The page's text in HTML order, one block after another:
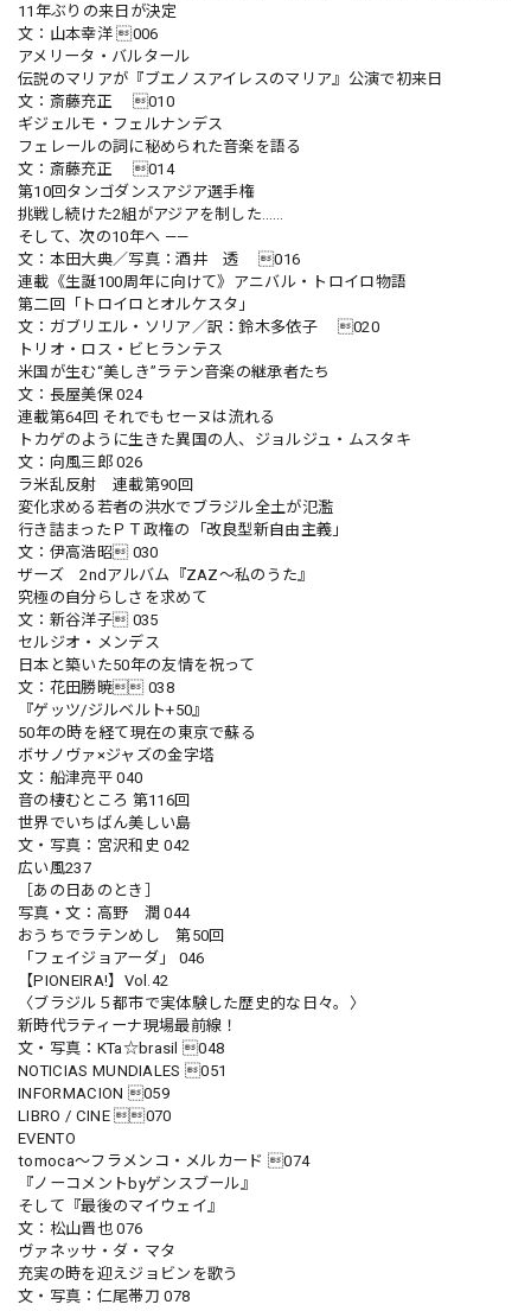
11年ぶりの来日が決定
文：山本幸洋 006
アメリータ・バルタール
伝説のマリアが『ブエノスアイレスのマリア』公演で初来日
文：斎藤充正 010
ギジェルモ・フェルナンデス
フェレールの詞に秘められた音楽を語る
文：斎藤充正 014
第10回タンゴダンスアジア選手権
挑戦し続けた2組がアジアを制した……
そして、次の10年へ ——
文：本田大典／写真：酒井 透 016
連載《生誕100周年に向けて》アニバル・トロイロ物語
第二回「トロイロとオルケスタ」
文：ガブリエル・ソリア／訳：鈴木多依子 020
トリオ・ロス・ビヒランテス
米国が生む“美しき”ラテン音楽の継承者たち
文：長屋美保 024
連載第64回 それでもセーヌは流れる
トカゲのように生きた異国の人、ジョルジュ・ムスタキ
文：向風三郎 026
ラ米乱反射 連載第90回
変化求める若者の洪水でブラジル全土が氾濫
行き詰まったＰＴ政権の「改良型新自由主義」
文：伊高浩昭 030
ザーズ 2ndアルバム『ZAZ〜私のうた』
究極の自分らしさを求めて
文：新谷洋子 035
セルジオ・メンデス
日本と築いた50年の友情を祝って
文：花田勝暁 038
『ゲッツ/ジルベルト+50』
50年の時を経て現在の東京で蘇る
ボサノヴァ×ジャズの金字塔
文：船津亮平 040
音の棲むところ 第116回
世界でいちばん美しい島
文・写真：宮沢和史 042
広い風237
［あの日あのとき］
写真・文：高野 潤 044
おうちでラテンめし 第50回
「フェイジョアーダ」 046
【PIONEIRA!】Vol.42
〈ブラジル５都市で実体験した歴史的な日々。〉
新時代ラティーナ現場最前線！
文・写真：KTa☆brasil 048
NOTICIAS MUNDIALES 051
INFORMACION 059
LIBRO / CINE 070
EVENTO
tomoca〜フラメンコ・メルカード 074
『ノーコメントbyゲンスブール』
そして『最後のマイウェイ』
文：松山晋也 076
ヴァネッサ・ダ・マタ
充実の時を迎えジョビンを歌う
文・写真：仁尾帯刀 078